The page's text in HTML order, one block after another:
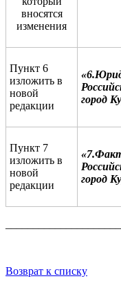
вносятся
изменения
Пункт 6
изложить в
новой
редакции
«
город
Пункт 7
изложить в
новой
редакции
«
город
Возврат к списку